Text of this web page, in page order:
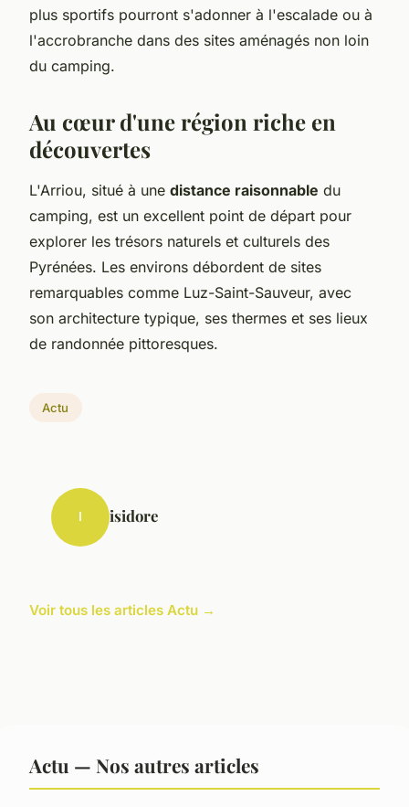
plus sportifs pourront s'adonner à l'escalade ou à
l'accrobranche dans des sites aménagés non loin
du camping.
Au cœur d'une région riche en
découvertes
L'Arriou, situé à une distance raisonnable du
camping, est un excellent point de départ pour
explorer les trésors naturels et culturels des
Pyrénées. Les environs débordent de sites
remarquables comme Luz-Saint-Sauveur, avec
son architecture typique, ses thermes et ses lieux
de randonnée pittoresques.
Actu
I isidore
Voir tous les articles Actu →
Actu — Nos autres articles